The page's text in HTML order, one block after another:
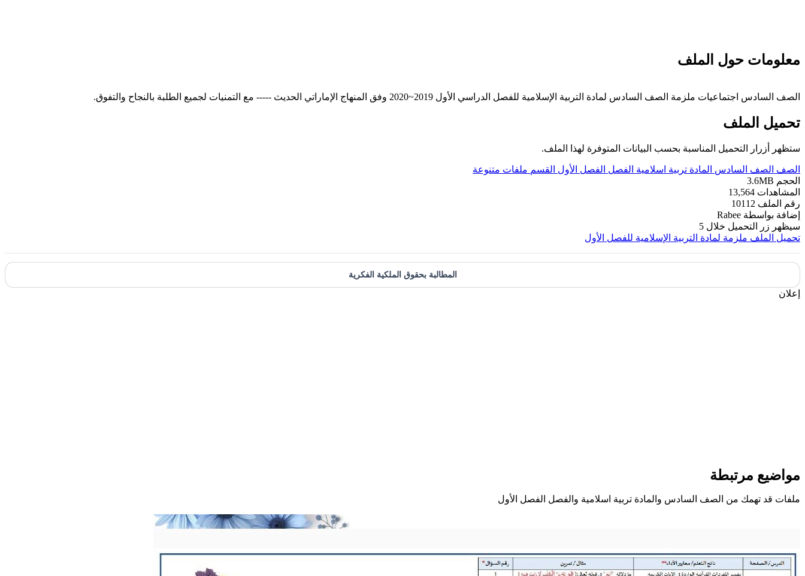
معلومات حول الملف
الصف السادس اجتماعيات ملزمة الصف السادس لمادة التربية الإسلامية للفصل الدراسي الأول 2019~2020 وفق المنهاج الإماراتي الحديث ----- مع التمنيات لجميع الطلبة بالنجاح والتفوق.
تحميل الملف
ستظهر أزرار التحميل المناسبة بحسب البيانات المتوفرة لهذا الملف.
الصف الصف السادس المادة تربية اسلامية الفصل الفصل الأول القسم ملفات متنوعة
الحجم 3.6MB
المشاهدات 13,564
رقم الملف 10112
إضافة بواسطة Rabee
سيظهر زر التحميل خلال 5
تحميل الملف ملزمة لمادة التربية الإسلامية للفصل الأول
المطالبة بحقوق الملكية الفكرية
إعلان
مواضيع مرتبطة
ملفات قد تهمك من الصف السادس والمادة تربية اسلامية والفصل الفصل الأول